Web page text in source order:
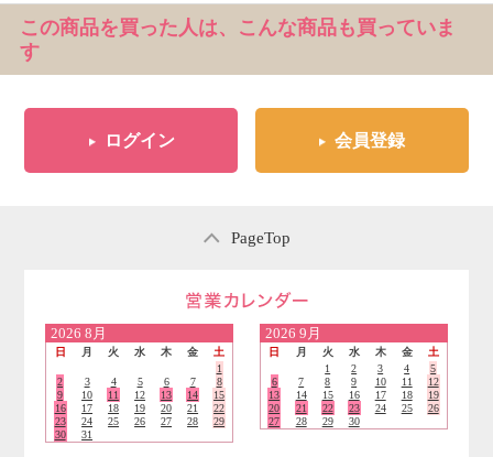
この商品を買った人は、こんな商品も買っていま
す
ログイン 会員登録
PageTop
2026 8月
日 月 火 水 木 金
土
1
2
3 4 5 6 7
8
9
10 11 12 13 14
15
16
17 18 19 20 21
22
23
24 25 26 27 28
29
30
31
2026 9月
日 月 火 水 木 金
土
1
2 3 4
5
6
7 8 9 10 11
12
13
14 15 16 17 18
19
20
21 22 23 24 25
26
27
28 29 30